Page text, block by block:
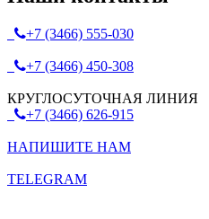
+7 (3466) 555-030
+7 (3466) 450-308
КРУГЛОСУТОЧНАЯ ЛИНИЯ
+7 (3466) 626-915
НАПИШИТЕ НАМ
TELEGRAM